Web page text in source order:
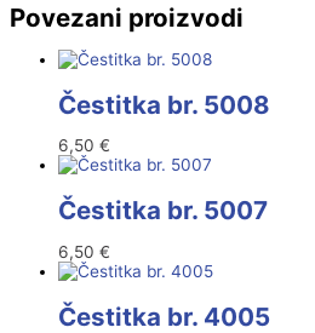
Povezani proizvodi
Čestitka br. 5008
6,50 €
Čestitka br. 5007
6,50 €
Čestitka br. 4005